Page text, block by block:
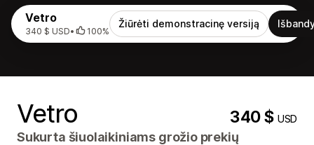
Vetro
340 $ USD• 100%
Žiūrėti demonstracinę versiją
Vetro 340 $USD
Sukurta šiuolaikiniams grožio prekių